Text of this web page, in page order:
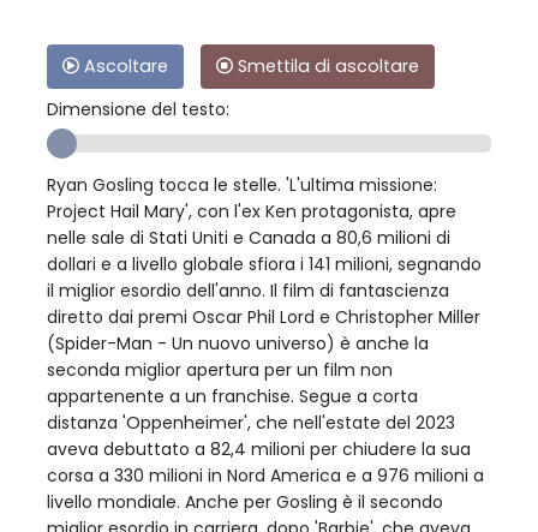
Ascoltare
Smettila di ascoltare
Dimensione del testo:
Ryan Gosling tocca le stelle. 'L'ultima missione:
Project Hail Mary', con l'ex Ken protagonista, apre
nelle sale di Stati Uniti e Canada a 80,6 milioni di
dollari e a livello globale sfiora i 141 milioni, segnando
il miglior esordio dell'anno. Il film di fantascienza
diretto dai premi Oscar Phil Lord e Christopher Miller
(Spider-Man - Un nuovo universo) è anche la
seconda miglior apertura per un film non
appartenente a un franchise. Segue a corta
distanza 'Oppenheimer', che nell'estate del 2023
aveva debuttato a 82,4 milioni per chiudere la sua
corsa a 330 milioni in Nord America e a 976 milioni a
livello mondiale. Anche per Gosling è il secondo